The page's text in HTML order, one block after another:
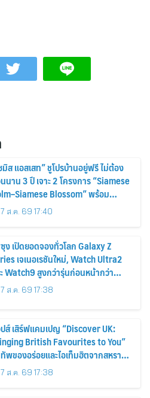
มิส แอสเสท” ชูโปรบ้านอยู่ฟรี ไม่ต้อง
นาน 3 ปี เจาะ 2 โครงการ “Siamese
Blossom” พร้อม
ลดและสิทธิพิเศษถึง 31 สิงหาคม
7 ส.ค. 69 17:40
ง เปิดยอดจองทั่วโลก Galaxy Z
เจเนอเรชันใหม่, Watch Ultra2
Watch9 สูงกว่ารุ่นก่อนหน้ากว่า
7 ส.ค. 69 17:38
ส์ เสิร์ฟแคมเปญ “Discover UK:
British Favourites to You”
พของอร่อยและไอเท็มฮิตจากสหราช
าจักร ส่งตรงถึงมือตั้งแต่วันนี้ – 18
าคมนี้
7 ส.ค. 69 17:38